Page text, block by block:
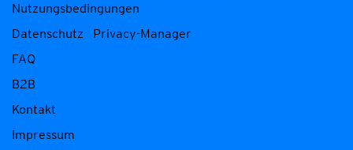
Nutzungsbedingungen
Datenschutz
Privacy-Manager
FAQ
B2B
Kontakt
Impressum